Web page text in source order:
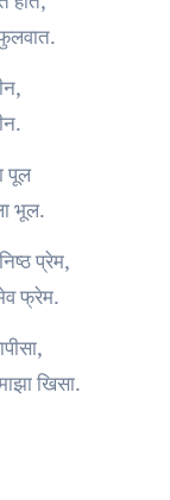
पूल
भूल.
प्रेम,
फ्रेम.
खिसा.